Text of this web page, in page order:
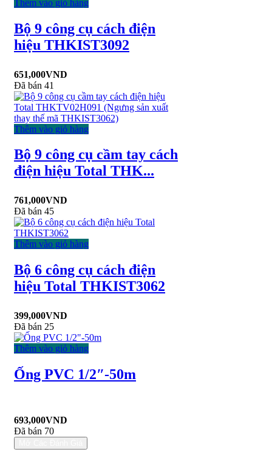
Thêm vào giỏ hàng
Bộ 9 công cụ cách điện
hiệu THKIST3092
651,000VND
Đã bán 41
Thêm vào giỏ hàng
Bộ 9 công cụ cầm tay cách
điện hiệu Total THK...
761,000VND
Đã bán 45
Thêm vào giỏ hàng
Bộ 6 công cụ cách điện
hiệu Total THKIST3062
399,000VND
Đã bán 25
Thêm vào giỏ hàng
Ống PVC 1/2″-50m
693,000VND
Đã bán 70